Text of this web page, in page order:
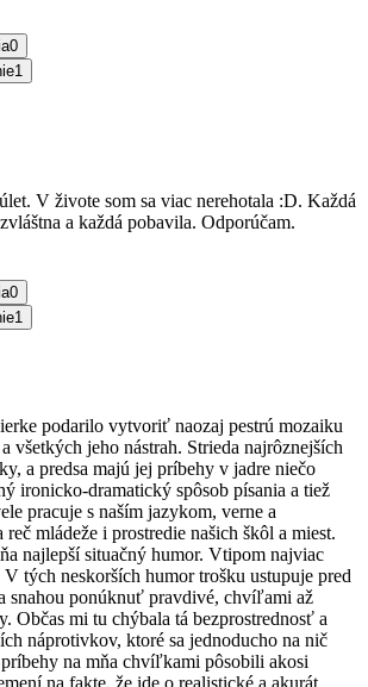
0
1
V živote som sa viac nerehotala :D. Každá
a každá pobavila. Odporúčam.
0
1
podarilo vytvoriť naozaj pestrú mozaiku
všetkých jeho nástrah. Strieda najrôznejších
a predsa majú jej príbehy v jadre niečo
ironicko-dramatický spôsob písania a tiež
pracuje s naším jazykom, verne a
reč mládeže i prostredie našich škôl a miest.
najlepší situačný humor. Vtipom najviac
tých neskorších humor trošku ustupuje pred
snahou ponúknuť pravdivé, chvíľami až
Občas mi tu chýbala tá bezprostrednosť a
náprotivkov, ktoré sa jednoducho na nič
na mňa chvíľkami pôsobili akosi
na fakte, že ide o realistické a akurát